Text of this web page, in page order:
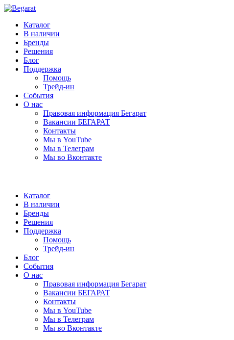
Каталог
В наличии
Бренды
Решения
Блог
Поддержка
Помощь
Трейд-ин
События
О нас
Правовая информация Бегарат
Вакансии БЕГАРАТ
Контакты
Мы в YouTube
Мы в Телеграм
Мы во Вконтакте
Каталог
В наличии
Бренды
Решения
Поддержка
Помощь
Трейд-ин
Блог
События
О нас
Правовая информация Бегарат
Вакансии БЕГАРАТ
Контакты
Мы в YouTube
Мы в Телеграм
Мы во Вконтакте